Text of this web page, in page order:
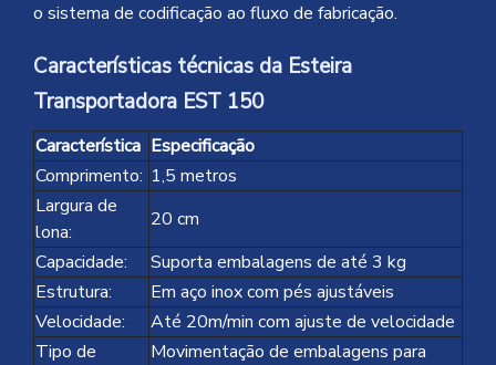
o sistema de codificação ao fluxo de fabricação.
Características técnicas da Esteira
Transportadora EST 150
Característica Especificação
Comprimento: 1,5 metros
Largura de
lona:
20 cm
Capacidade:
Suporta embalagens de até 3 kg
Estrutura:
Em aço inox com pés ajustáveis
Velocidade:
Até 20m/min com ajuste de velocidade
Tipo de
Movimentação de embalagens para